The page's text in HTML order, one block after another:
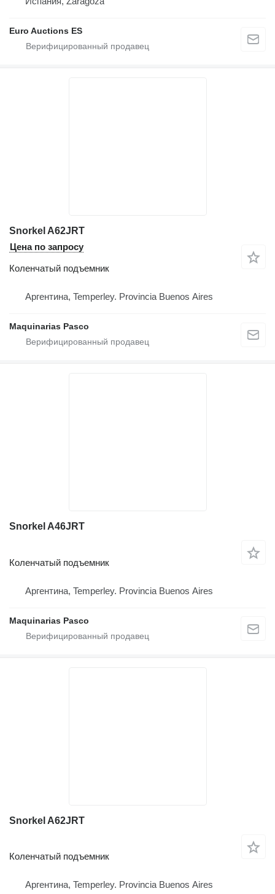
Euro Auctions ES
Snorkel A62JRT
Цена по запросу
Коленчатый подъемник
Аргентина, Temperley. Provincia Buenos Aires
Maquinarias Pasco
Snorkel A46JRT
Коленчатый подъемник
Аргентина, Temperley. Provincia Buenos Aires
Maquinarias Pasco
Snorkel A62JRT
Коленчатый подъемник
Аргентина, Temperley. Provincia Buenos Aires